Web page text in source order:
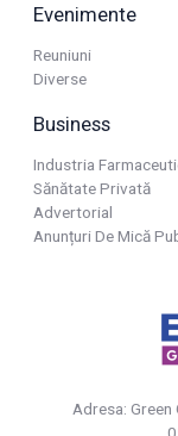
Evenimente
Reuniuni
Diverse
Business
Industria
Sănătate Privată
Advertorial
Anunțuri De Mică
Adresa: Green